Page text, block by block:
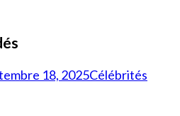
18, 2025Célébrités